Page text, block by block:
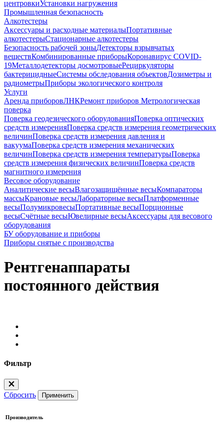
центровкиУстановки нагружения
Промышленная безопасность
Алкотестеры
Аксессуары и расходные материалыПортативные
алкотестерыСтационарные алкотестеры
Безопасность рабочей зоныДетекторы взрывчатых
веществКомбинированные приборыКоронавирус COVID-
19Металлодетекторы досмотровыеРециркуляторы
бактерицидныеСистемы обследования объектовДозиметры и
радиометрыПриборы экологического контроля
Услуги
Аренда приборовЛНКРемонт приборов Метрологическая
поверка
Поверка геодезического оборудованияПоверка оптических
средств измеренияПоверка средств измерения геометрических
величинПоверка средств измерения давления и
вакуумаПоверка средств измерения механических
величинПоверка средств измерения температурыПоверка
средств измерения физических величинПоверка средств
магнитного измерения
Весовое оборудование
Аналитические весыВлагозащищённые весыКомпараторы
массыКрановые весыЛабораторные весыПлатформенные
весыПолумикровесыПортативные весыПорционные
весыСчётные весыЮвелирные весыАксессуары для весового
оборудования
БУ оборудование и приборы
Приборы снятые с производства
Рентгенаппараты
постоянного действия
Фильтр
Сбросить Применить
Производитель